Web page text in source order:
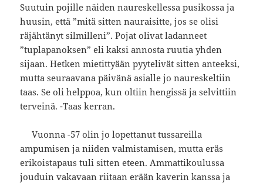
Suutuin pojille näiden naureskellessa pusikossa ja
huusin, että ”mitä sitten nauraisitte, jos se olisi
räjähtänyt silmilleni”. Pojat olivat ladanneet
”tuplapanoksen” eli kaksi annosta ruutia yhden
sijaan. Hetken mietittyään pyytelivät sitten anteeksi,
mutta seuraavana päivänä asialle jo naureskeltiin
taas. Se oli helppoa, kun oltiin hengissä ja selvittiin
terveinä. -Taas kerran.
Vuonna -57 olin jo lopettanut tussareilla
ampumisen ja niiden valmistamisen, mutta eräs
erikoistapaus tuli sitten eteen. Ammattikoulussa
jouduin vakavaan riitaan erään kaverin kanssa ja